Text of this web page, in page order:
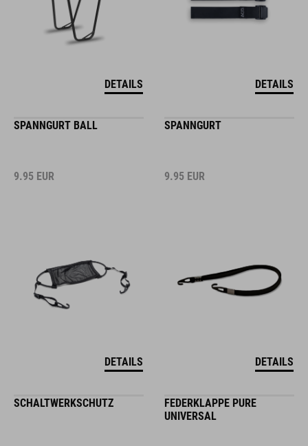
DETAILS DETAILS
SPANNGURT BALL
9.95 EUR
DETAILS
SPANNGURT
9.95 EUR
DETAILS
SCHALTWERKSCHUTZ
FEDERKLAPPE PURE
UNIVERSAL